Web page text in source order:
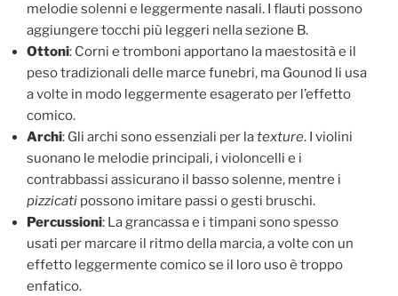
melodie solenni e leggermente nasali. I flauti possono
aggiungere tocchi più leggeri nella sezione B.
Ottoni: Corni e tromboni apportano la maestosità e il
peso tradizionali delle marce funebri, ma Gounod li usa
a volte in modo leggermente esagerato per l’effetto
comico.
Archi: Gli archi sono essenziali per latexture. I violini
suonano le melodie principali, i violoncelli e i
contrabbassi assicurano il basso solenne, mentre i
pizzicati possono imitare passi o gesti bruschi.
Percussioni: La grancassa e i timpani sono spesso
usati per marcare il ritmo della marcia, a volte con un
effetto leggermente comico se il loro uso è troppo
enfatico.